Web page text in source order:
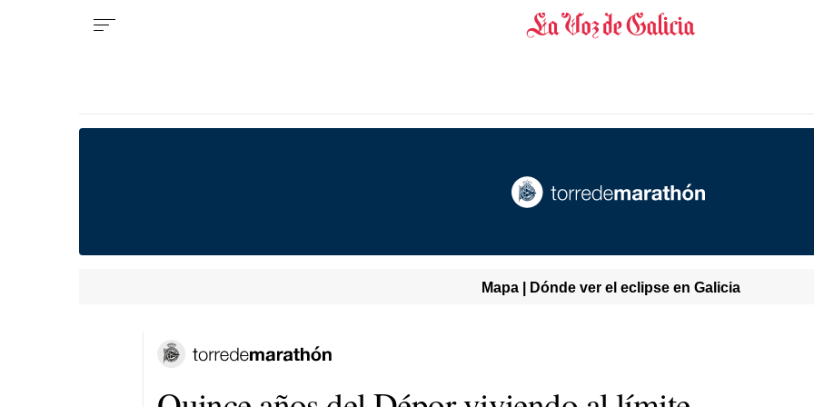
Mapa | Dónde ver el eclipse en Galicia